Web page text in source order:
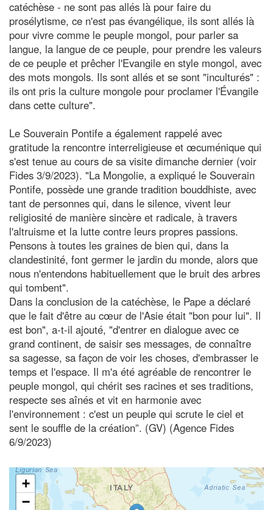
catéchèse - ne sont pas allés là pour faire du
prosélytisme, ce n'est pas évangélique, ils sont allés là
pour vivre comme le peuple mongol, pour parler sa
langue, la langue de ce peuple, pour prendre les valeurs
de ce peuple et prêcher l'Evangile en style mongol, avec
des mots mongols. Ils sont allés et se sont "inculturés" :
ils ont pris la culture mongole pour proclamer l'Évangile
dans cette culture".
Le Souverain Pontife a également rappelé avec
gratitude la rencontre interreligieuse et œcuménique qui
s'est tenue au cours de sa visite dimanche dernier (voir
Fides 3/9/2023). "La Mongolie, a expliqué le Souverain
Pontife, possède une grande tradition bouddhiste, avec
tant de personnes qui, dans le silence, vivent leur
religiosité de manière sincère et radicale, à travers
l'altruisme et la lutte contre leurs propres passions.
Pensons à toutes les graines de bien qui, dans la
clandestinité, font germer le jardin du monde, alors que
nous n'entendons habituellement que le bruit des arbres
qui tombent".
Dans la conclusion de la catéchèse, le Pape a déclaré
que le fait d'être au cœur de l'Asie était "bon pour lui". Il
est bon", a-t-il ajouté, "d'entrer en dialogue avec ce
grand continent, de saisir ses messages, de connaître
sa sagesse, sa façon de voir les choses, d'embrasser le
temps et l'espace. Il m'a été agréable de rencontrer le
peuple mongol, qui chérit ses racines et ses traditions,
respecte ses aînés et vit en harmonie avec
l'environnement : c'est un peuple qui scrute le ciel et
sent le souffle de la création”. (GV) (Agence Fides
6/9/2023)
+
−